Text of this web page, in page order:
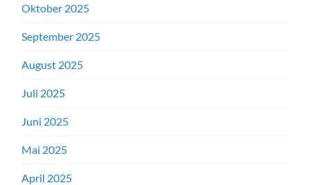
Oktober 2025
September 2025
August 2025
Juli 2025
Juni 2025
Mai 2025
April 2025